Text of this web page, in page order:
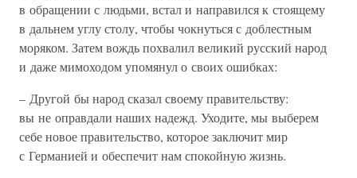
в обращении с людьми, встал и направился к стоящему
в дальнем углу столу, чтобы чокнуться с доблестным
моряком. Затем вождь похвалил великий русский народ
и даже мимоходом упомянул о своих ошибках:
– Другой бы народ сказал своему правительству:
вы не оправдали наших надежд. Уходите, мы выберем
себе новое правительство, которое заключит мир
с Германией и обеспечит нам спокойную жизнь.